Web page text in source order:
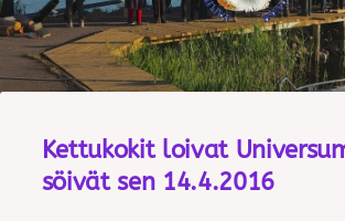
Kettukokit loivat
söivät sen 14.4.2016